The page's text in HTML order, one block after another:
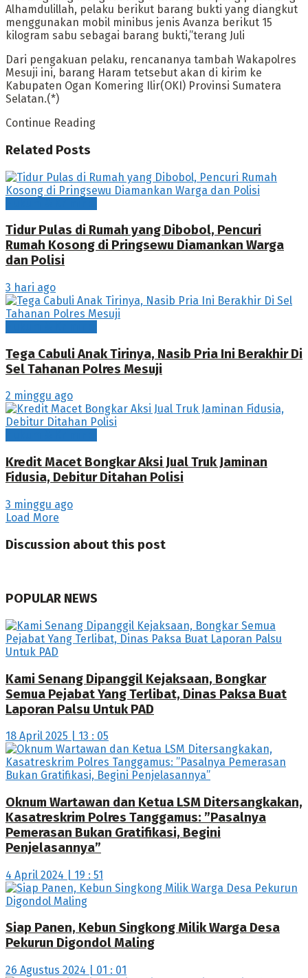
Alhamdulillah, pelaku berikut barang bukti yang diangkut
menggunakan mobil minibus jenis Avanza berikut 15
kilogram sabu sebagai barang bukti,”terang Juli
Dari pengakuan pelaku, rencananya tambah Wakapolres
Mesuji ini, barang Haram tetsebut akan di kirim ke
Kabupaten Ogan Komering Ilir(OKI) Provinsi Sumatera
Selatan.(*)
Continue Reading
Related Posts
Tidur Pulas di Rumah yang Dibobol, Pencuri
Rumah Kosong di Pringsewu Diamankan Warga
dan Polisi
3 hari ago
Tega Cabuli Anak Tirinya, Nasib Pria Ini Berakhir Di
Sel Tahanan Polres Mesuji
2 minggu ago
Kredit Macet Bongkar Aksi Jual Truk Jaminan
Fidusia, Debitur Ditahan Polisi
3 minggu ago
Load More
Discussion about this post
POPULAR NEWS
Kami Senang Dipanggil Kejaksaan, Bongkar
Semua Pejabat Yang Terlibat, Dinas Paksa Buat
Laporan Palsu Untuk PAD
18 April 2025 | 13 : 05
Oknum Wartawan dan Ketua LSM Ditersangkakan,
Kasatreskrim Polres Tanggamus: ”Pasalnya
Pemerasan Bukan Gratifikasi, Begini
Penjelasannya”
4 April 2024 | 19 : 51
Siap Panen, Kebun Singkong Milik Warga Desa
Pekurun Digondol Maling
26 Agustus 2024 | 01 : 01